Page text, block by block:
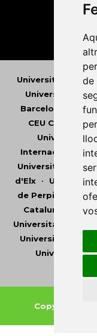
de
Universitat Abat
Universitat
Barcelona
CEU Cardenal
Universitat
Internacional de
Universitat de
d'Elx•
de Perpinyà Via
Catalunya
Universitat
Universitat
Universitat
Copyright ©